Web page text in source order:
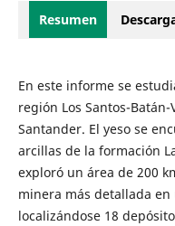
Resumen
En este informe se
región Los Santos-
Santander. El yeso se
arcillas de la formación
exploró un área de 200
minera más detallada en
localizándose 18